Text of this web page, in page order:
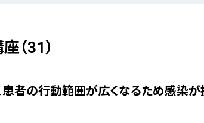
（31）
患者の行動範囲が広くなるため感染